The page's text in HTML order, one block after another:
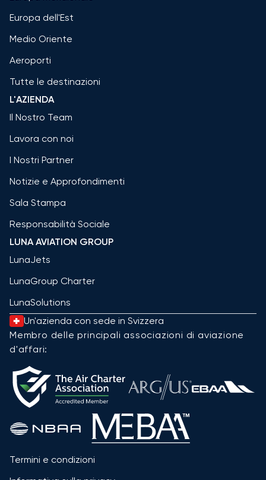
Europa dell'Est
Medio Oriente
Aeroporti
Tutte le destinazioni
L'AZIENDA
Il Nostro Team
Lavora con noi
I Nostri Partner
Notizie e Approfondimenti
Sala Stampa
Responsabilità Sociale
LUNA AVIATION GROUP
LunaJets
LunaGroup Charter
LunaSolutions
Un'azienda con sede in Svizzera
Membro delle principali associazioni di aviazione
d'affari:
Termini e condizioni